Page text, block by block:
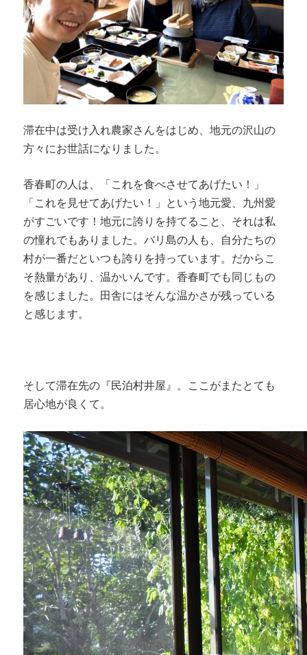
滞在中は受け入れ農家さんをはじめ、地元の沢山の
方々にお世話になりました。
香春町の人は、「これを食べさせてあげたい！」
「これを見せてあげたい！」という地元愛、九州愛
がすごいです！地元に誇りを持てること、それは私
の憧れでもありました。バリ島の人も、自分たちの
村が一番だといつも誇りを持っています。だからこ
そ熱量があり、温かいんです。香春町でも同じもの
を感じました。田舎にはそんな温かさが残っている
と感じます。
そして滞在先の『民泊村井屋』。ここがまたとても
居心地が良くて。